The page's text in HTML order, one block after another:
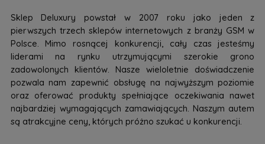
Sklep Deluxury powstał w 2007 roku jako jeden z
pierwszych trzech sklepów internetowych z branży GSM w
Polsce. Mimo rosnącej konkurencji, cały czas jesteśmy
liderami na rynku utrzymującymi szerokie grono
zadowolonych klientów. Nasze wieloletnie doświadczenie
pozwala nam zapewnić obsługę na najwyższym poziomie
oraz oferować produkty spełniające oczekiwania nawet
najbardziej wymagających zamawiających. Naszym autem
są atrakcyjne ceny, których próżno szukać u konkurencji.